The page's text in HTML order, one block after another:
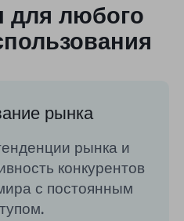
для любого
рынка
рынка и
конкурентов
с постоянным